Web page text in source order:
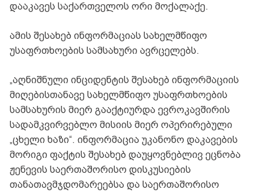
დააკავეს საქართველოს ორი მოქალაქე.
ამის შესახებ ინფორმაციას სახელმწიფო
უსაფრთხოების სამსახური ავრცელებს.
„აღნიშნული ინციდენტის შესახებ ინფორმაციის
მიღებისთანავე სახელმწიფო უსაფრთხოების
სამსახურის მიერ გააქტიურდა ევროკავშირის
სადამკვირვებლო მისიის მიერ ოპერირებული
„ცხელი ხაზი“. ინფორმაცია უკანონო დაკავების
მორიგი ფაქტის შესახებ დაუყოვნებლივ ეცნობა
ჟენევის საერთაშორისო დისკუსიების
თანათავმჯდომარეებსა და საერთაშორისო